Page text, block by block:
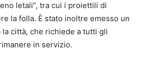
letali”, tra cui i proiettili di
la folla. È stato inoltre emesso un
città, che richiede a tutti gli
in servizio.